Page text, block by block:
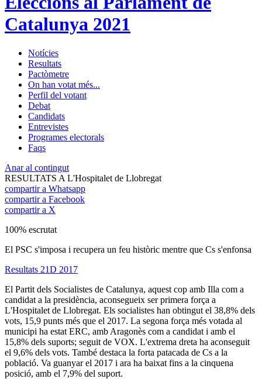
Catalunya 2021
Notícies
Resultats
Pactòmetre
On han votat més...
Perfil del votant
Debat
Candidats
Entrevistes
Programes electorals
Faqs
Anar al contingut
RESULTATS A L'Hospitalet de Llobregat
compartir a Whatsapp
compartir a Facebook
compartir a X
100% escrutat
El PSC s'imposa i recupera un feu històric mentre que Cs s'enfonsa
Resultats 21D 2017
El Partit dels Socialistes de Catalunya, aquest cop amb Illa com a
candidat a la presidència, aconsegueix ser primera força a
L'Hospitalet de Llobregat. Els socialistes han obtingut el 38,8% dels
vots, 15,9 punts més que el 2017. La segona força més votada al
municipi ha estat ERC, amb Aragonès com a candidat i amb el
15,8% dels suports; seguit de VOX. L'extrema dreta ha aconseguit
el 9,6% dels vots. També destaca la forta patacada de Cs a la
població. Va guanyar el 2017 i ara ha baixat fins a la cinquena
posició, amb el 7,9% del suport.